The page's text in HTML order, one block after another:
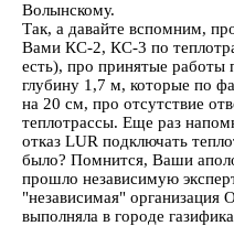
Волынскому.
Так, а давайте вспомним,
Вами КС-2, КС-3 по
есть), про принятые работы
глубину 1,7 м, которые по
на 20 см, про отсутствие
теплотрассы. Еще раз
отказ LUR подключать
было? Помнится, Ваши
прошло независимую
"независимая" организация
выполняла в городе